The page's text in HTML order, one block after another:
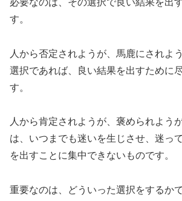
す。
人から否定されようが、馬鹿にされよ
選択であれば、良い結果を出すために
す。
人から肯定されようが、褒められよう
は、いつまでも迷いを生じさせ、迷っ
を出すことに集中できないものです。
重要なのは、どういった選択をするか